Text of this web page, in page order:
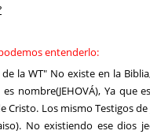
entenderlo:
de la WT" No existe en la
es nombre(JEHOVÁ), Ya
Cristo. Los mismo Testigos
No existiendo ese dios